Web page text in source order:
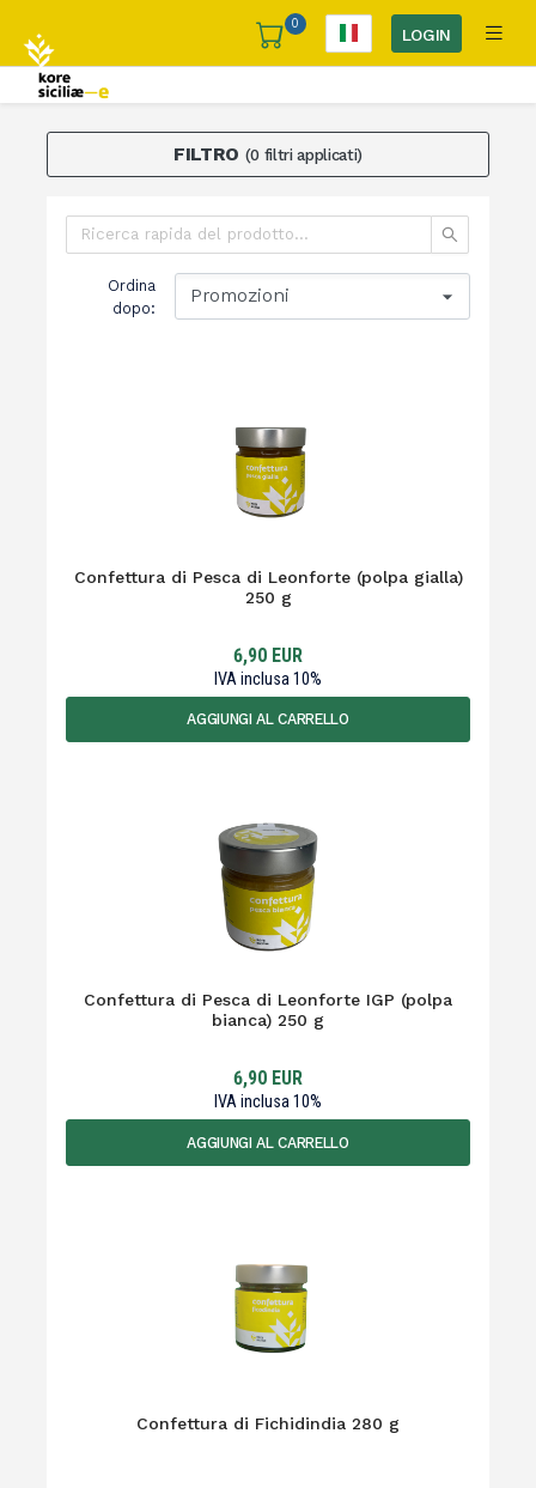
0
LOGIN
FILTRO (0 filtri applicati)
Ordina
dopo:
Promozioni
Confettura di Pesca di Leonforte (polpa gialla)
250 g
6,90 EUR
IVA inclusa10%
AGGIUNGI AL CARRELLO
Confettura di Pesca di Leonforte IGP (polpa
bianca) 250 g
6,90 EUR
IVA inclusa10%
AGGIUNGI AL CARRELLO
Confettura di Fichidindia 280 g